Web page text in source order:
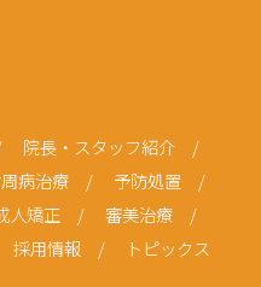
院長・スタッフ紹介 /
病治療/ 予防処置/
人矯正/ 審美治療/
採用情報 / トピックス